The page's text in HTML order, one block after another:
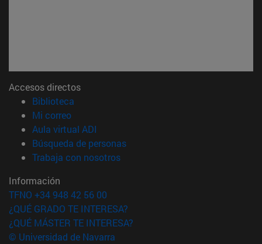
Accesos directos
Biblioteca
Mi correo(abre en nueva ventana)
Aula virtual ADI
Búsqueda de personas(abre en nueva ventana)
Trabaja con nosotros(abre en nueva ventana)
Información
TFNO +34 948 42 56 00
¿QUÉ GRADO TE INTERESA?
¿QUÉ MÁSTER TE INTERESA?
© Universidad de Navarra